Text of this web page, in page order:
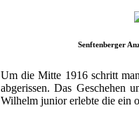
Senftenberger
Um die Mitte 1916 schritt
abgerissen. Das Geschehen
Wilhelm junior erlebte die ein